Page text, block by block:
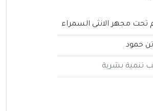
تحت مجهر الانثى السمراء
حمود
تنمية بشرية